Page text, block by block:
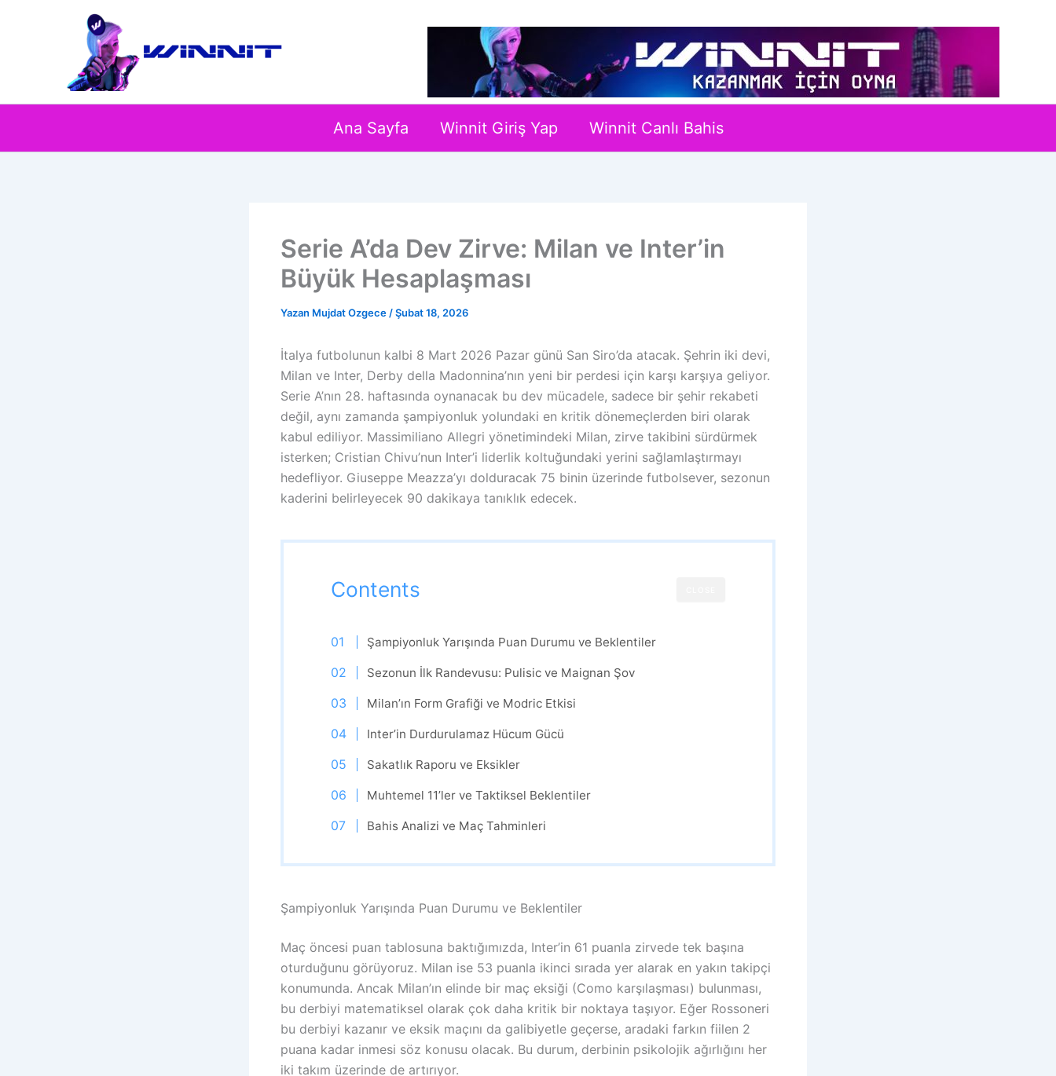
Ana Sayfa Winnit Giriş Yap Winnit Canlı Bahis
Serie A’da Dev Zirve: Milan ve Inter’in
Büyük Hesaplaşması
Yazan Mujdat Ozgece /Şubat 18, 2026
İtalya futbolunun kalbi 8 Mart 2026 Pazar günü San Siro’da atacak. Şehrin iki devi,
Milan ve Inter, Derby della Madonnina’nın yeni bir perdesi için karşı karşıya geliyor.
Serie A’nın 28. haftasında oynanacak bu dev mücadele, sadece bir şehir rekabeti
değil, aynı zamanda şampiyonluk yolundaki en kritik dönemeçlerden biri olarak
kabul ediliyor. Massimiliano Allegri yönetimindeki Milan, zirve takibini sürdürmek
isterken; Cristian Chivu’nun Inter’i liderlik koltuğundaki yerini sağlamlaştırmayı
hedefliyor. Giuseppe Meazza’yı dolduracak 75 binin üzerinde futbolsever, sezonun
kaderini belirleyecek 90 dakikaya tanıklık edecek.
Contents
Şampiyonluk Yarışında Puan Durumu ve Beklentiler
Sezonun İlk Randevusu: Pulisic ve Maignan Şov
Milan’ın Form Grafiği ve Modric Etkisi
Inter’in Durdurulamaz Hücum Gücü
Sakatlık Raporu ve Eksikler
Muhtemel 11’ler ve Taktiksel Beklentiler
Bahis Analizi ve Maç Tahminleri
Şampiyonluk Yarışında Puan Durumu ve Beklentiler
Maç öncesi puan tablosuna baktığımızda, Inter’in 61 puanla zirvede tek başına
oturduğunu görüyoruz. Milan ise 53 puanla ikinci sırada yer alarak en yakın takipçi
konumunda. Ancak Milan’ın elinde bir maç eksiği (Como karşılaşması) bulunması,
bu derbiyi matematiksel olarak çok daha kritik bir noktaya taşıyor. Eğer Rossoneri
bu derbiyi kazanır ve eksik maçını da galibiyetle geçerse, aradaki farkın fiilen 2
puana kadar inmesi söz konusu olacak. Bu durum, derbinin psikolojik ağırlığını her
iki takım üzerinde de artırıyor.